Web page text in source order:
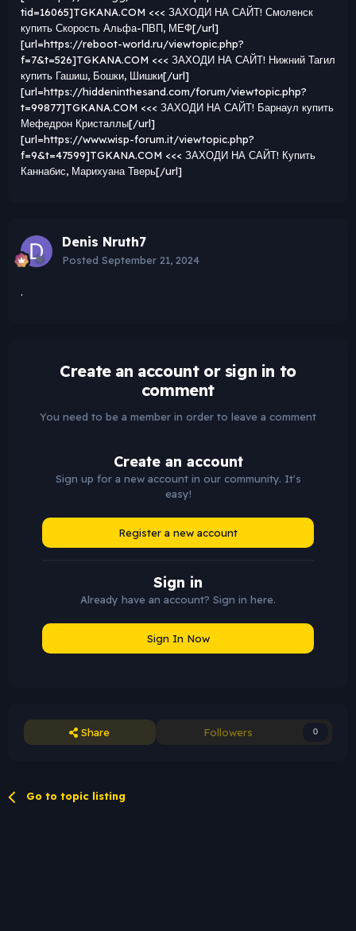
tid=16065]TGKANA.COM <<< ЗАХОДИ НА САЙТ! Смоленск
купить Скорость Альфа-ПВП, МЕФ[/url]
[url=https://reboot-world.ru/viewtopic.php?
f=7&t=526]TGKANA.COM <<< ЗАХОДИ НА САЙТ! Нижний Тагил
купить Гашиш, Бошки, Шишки[/url]
[url=https://hiddeninthesand.com/forum/viewtopic.php?
t=99877]TGKANA.COM <<< ЗАХОДИ НА САЙТ! Барнаул купить
Мефедрон Кристаллы[/url]
[url=https://www.wisp-forum.it/viewtopic.php?
f=9&t=47599]TGKANA.COM <<< ЗАХОДИ НА САЙТ! Купить
Каннабис, Марихуана Тверь[/url]
Denis Nruth7
Posted September 21, 2024
.
Create an account or sign in to
comment
You need to be a member in order to leave a comment
Create an account
Sign up for a new account in our community. It's
easy!
Register a new account
Sign in
Already have an account? Sign in here.
Sign In Now
Share Followers 0
Go to topic listing